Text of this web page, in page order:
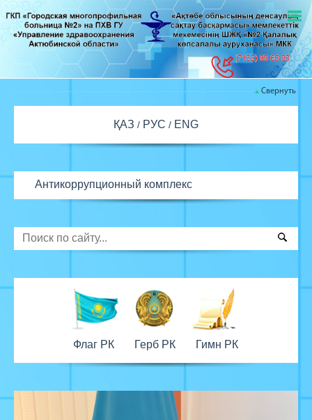
Свернуть
ҚАЗ РУС ENG
Антикоррупционный комплекс
Флаг РК Герб РК Гимн РК